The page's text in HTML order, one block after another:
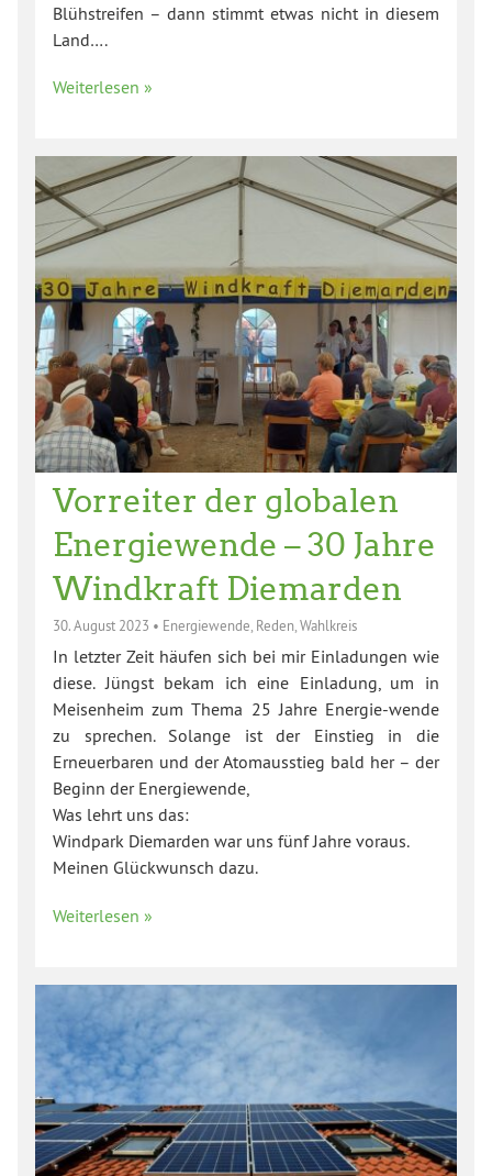
Blühstreifen – dann stimmt etwas nicht in diesem
Land….
Weiterlesen »
Vorreiter der globalen
Energiewende – 30 Jahre
Windkraft Diemarden
30. August 2023 • Energiewende Reden Wahlkreis
In letzter Zeit häufen sich bei mir Einladungen wie
diese. Jüngst bekam ich eine Einladung, um in
Meisenheim zum Thema 25 Jahre Energie-wende
zu sprechen. Solange ist der Einstieg in die
Erneuerbaren und der Atomausstieg bald her – der
Beginn der Energiewende,
Was lehrt uns das:
Windpark Diemarden war uns fünf Jahre voraus.
Meinen Glückwunsch dazu.
Weiterlesen »